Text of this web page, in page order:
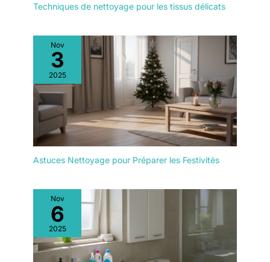
Techniques de nettoyage pour les tissus délicats
Nov
3
2025
Astuces Nettoyage pour Préparer les Festivités
Nov
6
2025